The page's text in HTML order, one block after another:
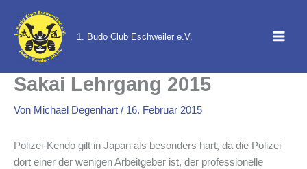
Inhalt
springen
1. Budo Club Eschweiler e.V.
Sakai Lehrgang 2015
Von Michael Degenhart / 16. Februar 2015
Polizei-Kendo gilt in Japan als besonders hart, da die Polizei
dort einer der wenigen Arbeitgeber ist, der professionelle